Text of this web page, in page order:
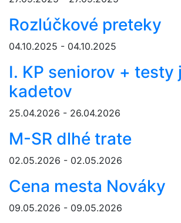
Rozlúčkové preteky
04.10.2025 - 04.10.2025
I. KP seniorov + testy
kadetov
25.04.2026 - 26.04.2026
M-SR dlhé trate
02.05.2026 - 02.05.2026
Cena mesta Nováky
09.05.2026 - 09.05.2026